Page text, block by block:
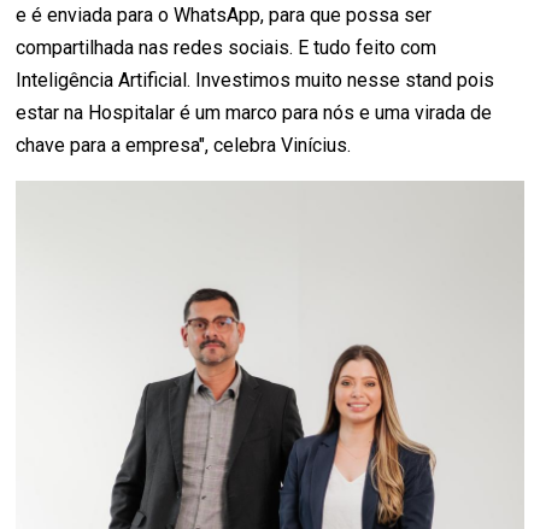
e é enviada para o WhatsApp, para que possa ser
compartilhada nas redes sociais. E tudo feito com
Inteligência Artificial. Investimos muito nesse stand pois
estar na Hospitalar é um marco para nós e uma virada de
chave para a empresa", celebra Vinícius.